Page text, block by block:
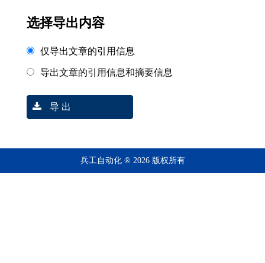
选择导出内容
仅导出文章的引用信息
导出文章的引用信息和摘要信息
导 出
兵工自动化 ® 2026 版权所有